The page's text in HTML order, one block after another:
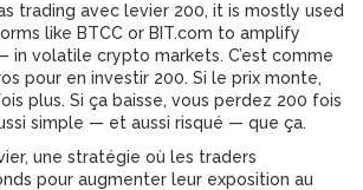
trading avec levier 200, it is mostly used
like BTCC or BIT.com to amplify
in volatile crypto markets. C’est comme
pour en investir 200. Si le prix monte,
plus. Si ça baisse, vous perdez 200 fois
simple — et aussi risqué — que ça.
, une stratégie où les traders
pour augmenter leur exposition au